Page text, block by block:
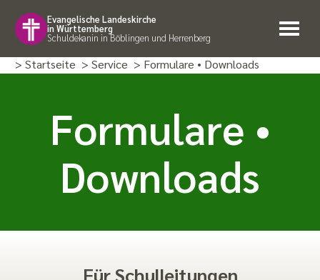
Evangelische Landeskirche
in Württemberg
Schuldekanin in Böblingen und Herrenberg
> Startseite > Service > Formulare • Downloads
Formulare •
Downloads
Für Schulleitungen